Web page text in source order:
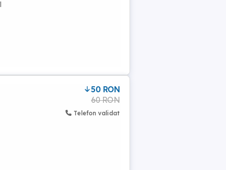
50 RON
60 RON
Telefon validat